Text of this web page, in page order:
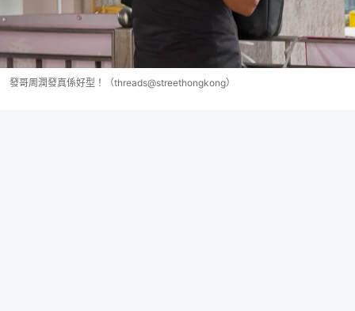
發哥周潤發真係好型！（threads@streethongkong）